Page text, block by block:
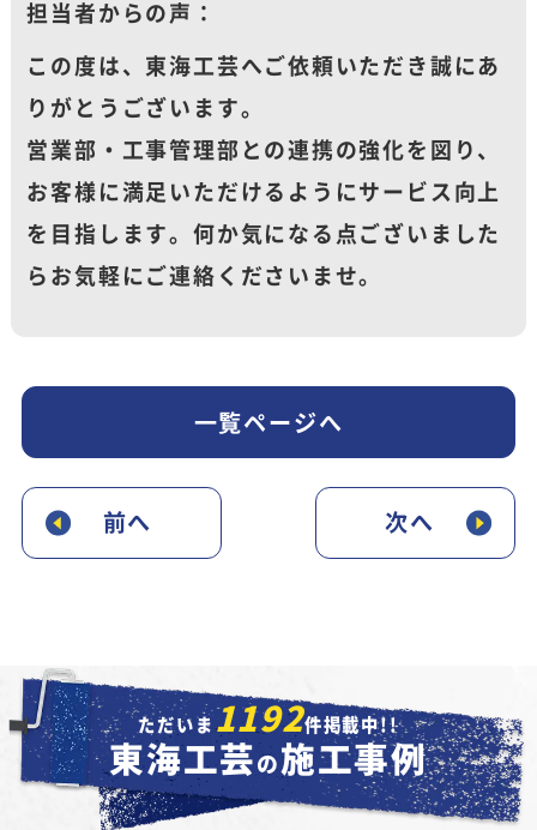
担当者からの声：
この度は、東海工芸へご依頼いただき誠にあ
りがとうございます。
営業部・工事管理部との連携の強化を図り、
お客様に満足いただけるようにサービス向上
を目指します。何か気になる点ございました
らお気軽にご連絡くださいませ。
前へ
一覧ページへ
次へ
ただいま 1192件掲載中!!
東海工芸 の 施工事例